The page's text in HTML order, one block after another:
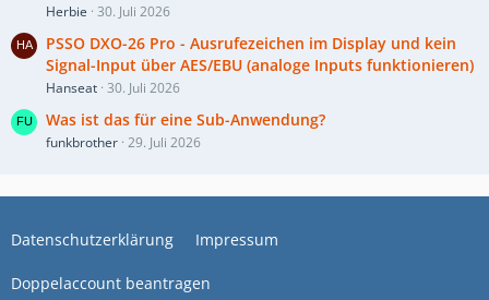
Herbie 30. Juli 2026
PSSO DXO-26 Pro - Ausrufezeichen im Display und kein
Signal-Input über AES/EBU (analoge Inputs funktionieren)
Hanseat 30. Juli 2026
Was ist das für eine Sub-Anwendung?
funkbrother 29. Juli 2026
Datenschutzerklärung Impressum
Doppelaccount beantragen